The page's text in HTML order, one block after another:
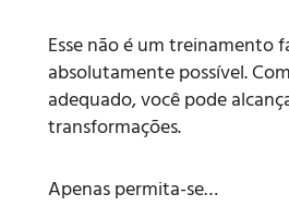
Esse não é um treinamento
absolutamente possível.
adequado, você pode
transformações.
Apenas permita-se…